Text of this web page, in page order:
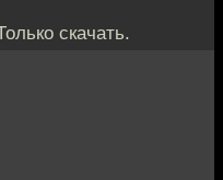
скачать.